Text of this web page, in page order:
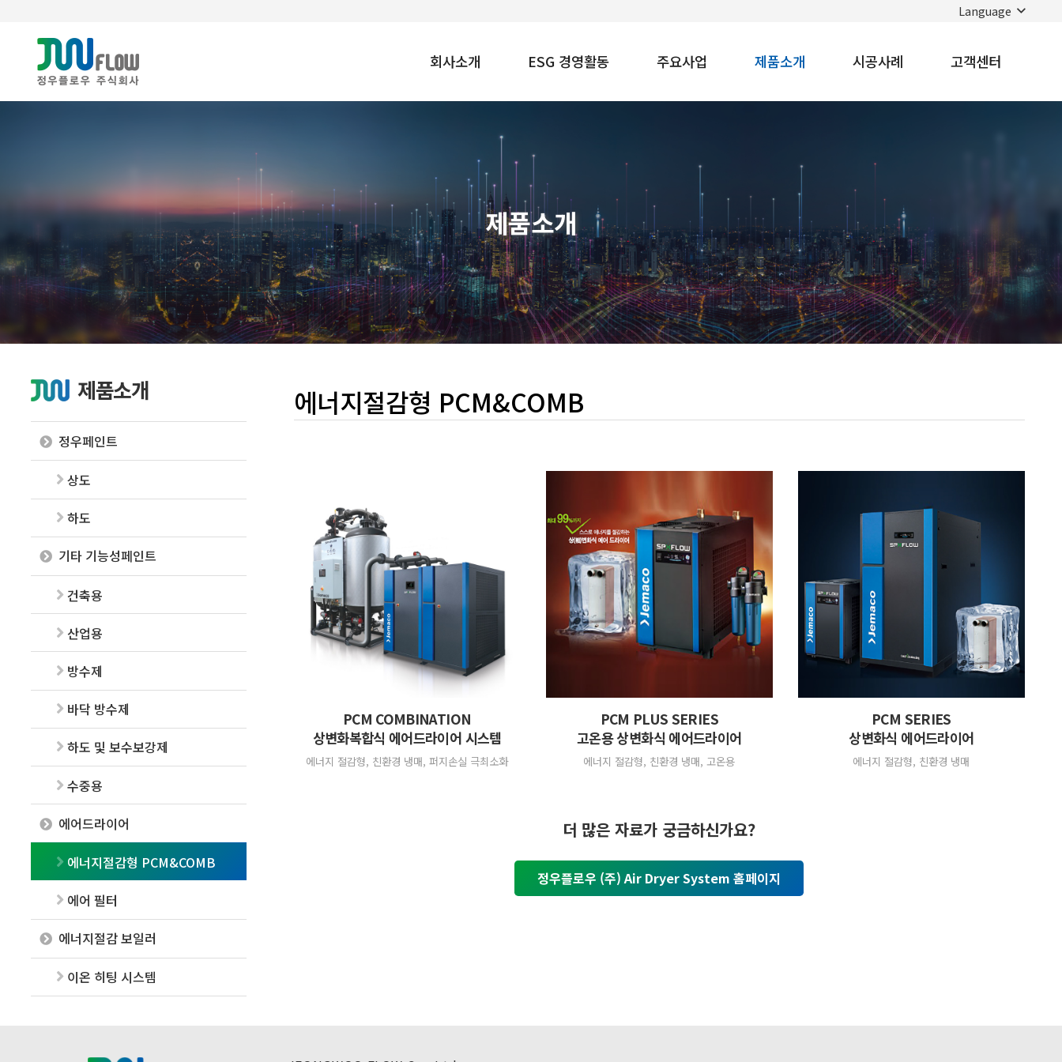
Language
회사소개 ESG 경영활동 주요사업 제품소개 시공사례 고객센터
제품소개
에너지절감형 PCM&COMB
PCM COMBINATION
상변화복합식 에어드라이어 시스템
에너지 절감형, 친환경 냉매, 퍼지손실 극최소화
PCM PLUS SERIES
고온용 상변화식 에어드라이어
에너지 절감형, 친환경 냉매, 고온용
PCM SERIES
상변화식 에어드라이어
에너지 절감형, 친환경 냉매
더 많은 자료가 궁금하신가요?
정우플로우 (주) Air Dryer System 홈페이지
제품소개
정우페인트
상도
하도
기타 기능성페인트
건축용
산업용
방수제
바닥 방수제
하도 및 보수보강제
수중용
에어드라이어
에너지절감형 PCM&COMB
에어 필터
에너지절감 보일러
이온 히팅 시스템